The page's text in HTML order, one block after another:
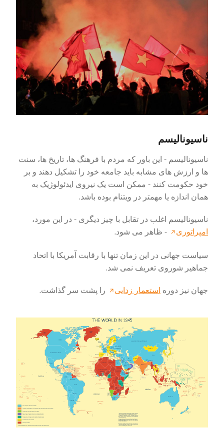
ناسیونالیسم
ناسیونالیسم - این باور که مردم با فرهنگ ها، تاریخ ها، سنت
ها و ارزش های مشابه باید جامعه خود را تشکیل دهند و بر
خود حکومت کنند - ممکن است یک نیروی ایدئولوژیک به
همان اندازه یا مهمتر در ویتنام بوده باشد.
ناسیونالیسم اغلب در تقابل با چیز دیگری - در این مورد،
امپراتوری
- ظاهر می شود.
سیاست جهانی در این زمان تنها با رقابت آمریکا با اتحاد
جماهیر شوروی تعریف نمی شد.
جهان نیز دوره استعمار زدایی را پشت سر گذاشت.